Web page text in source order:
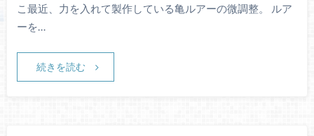
こ最近、力を入れて製作している亀ルアーの微調整。 ルア
ーを…
続きを読む